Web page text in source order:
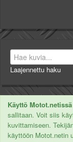
Laajennettu haku
Käyttö
sallitaan. Voit siis
kuvittamiseen.
käyttöön Motot.netin